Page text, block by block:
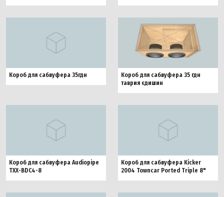
Короб для сабвуфера 35гдн
Короб для сабвуфера 35 гдн
таврия єдишин
Короб для сабвуфера Audiopipe
TXX-BDC4-8
Короб для сабвуфера Kicker
2004 Towncar Ported Triple 8"